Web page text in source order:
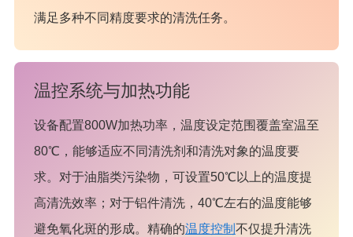
满足多种不同精度要求的清洗任务。
温控系统与加热功能
设备配置800W加热功率，温度设定范围覆盖室温至
80℃，能够适应不同清洗剂和清洗对象的温度要
求。对于油脂类污染物，可设置50℃以上的温度提
高清洗效率；对于铝件清洗，40℃左右的温度能够
避免氧化斑的形成。精确的温度控制 不仅提升清洗